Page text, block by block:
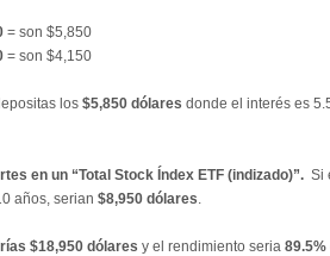
= son $5,850
= son $4,150
los $5,850 dólares donde el interés es
en un “Total Stock Índex ETF (indizado)”. Si
años, serian $8,950 dólares.
$18,950 dólares y el rendimiento seria 89.5%